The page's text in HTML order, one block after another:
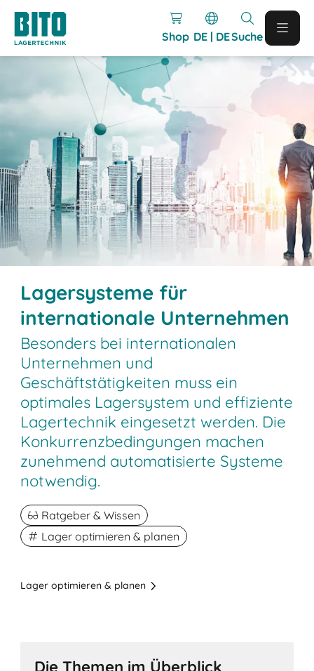
Shop DE | DESuche
Lagersysteme für
internationale Unternehmen
Besonders bei internationalen
Unternehmen und
Geschäftstätigkeiten muss ein
optimales Lagersystem und effiziente
Lagertechnik eingesetzt werden. Die
Konkurrenzbedingungen machen
zunehmend automatisierte Systeme
notwendig.
Ratgeber & Wissen
Lager optimieren & planen
Lager optimieren & planen
Die Themen im Überblick